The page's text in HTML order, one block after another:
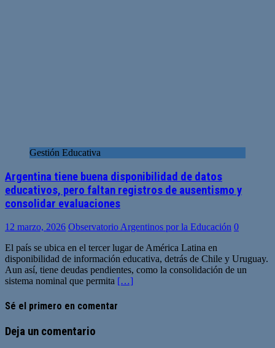
Gestión Educativa
Argentina tiene buena disponibilidad de datos
educativos, pero faltan registros de ausentismo y
consolidar evaluaciones
12 marzo, 2026 Observatorio Argentinos por la Educación 0
El país se ubica en el tercer lugar de América Latina en
disponibilidad de información educativa, detrás de Chile y Uruguay.
Aun así, tiene deudas pendientes, como la consolidación de un
sistema nominal que permita […]
Sé el primero en comentar
Deja un comentario